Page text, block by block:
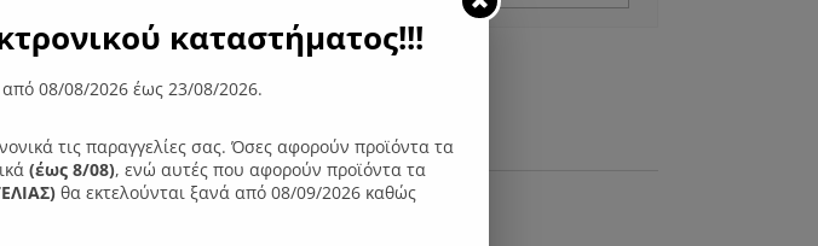
N81
μεταλλικό
Προσθήκη στο καλάθι
Κωδικός προϊόντος:060181
καταστήματος!!!
08/08/2026 έως 23/08/2026.
τις παραγγελίες σας. Όσες αφορούν προϊόντα τα
(έως 8/08), ενώ αυτές που αφορούν προϊόντα τα
θα εκτελούνται ξανά από 08/09/2026 καθώς